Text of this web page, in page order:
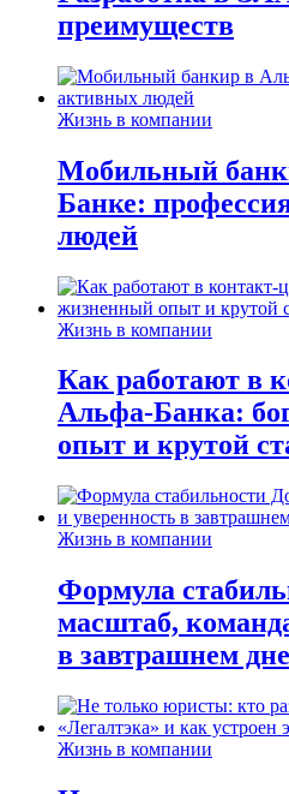
преимуществ
Жизнь в компании
Мобильный
Банке:
людей
Жизнь в компании
Как работают в
Альфа-Банка:
опыт и крутой
Жизнь в компании
Формула
масштаб,
в завтрашнем дне
Жизнь в компании